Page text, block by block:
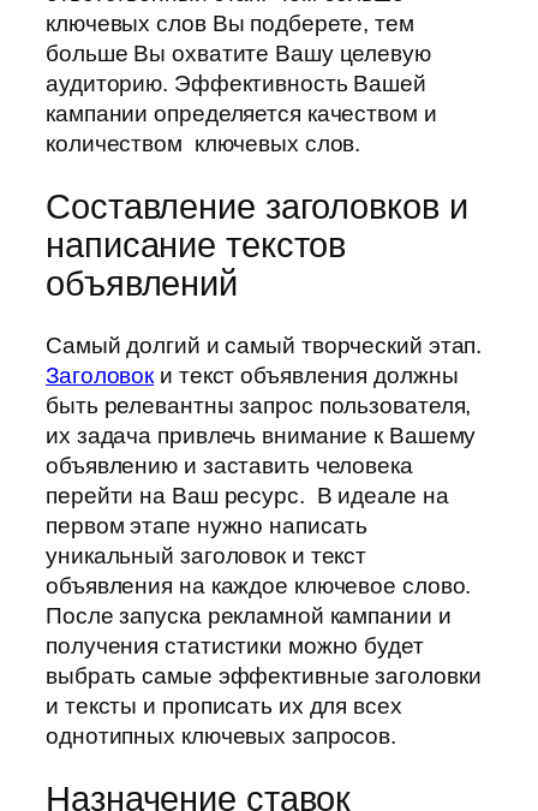
ключевых слов Вы подберете, тем
больше Вы охватите Вашу целевую
аудиторию. Эффективность Вашей
кампании определяется качеством и
количеством ключевых слов.
Составление заголовков и
написание текстов
объявлений
Самый долгий и самый творческий этап.
Заголовоки текст объявления должны
быть релевантны запрос пользователя,
их задача привлечь внимание к Вашему
объявлению и заставить человека
перейти на Ваш ресурс. В идеале на
первом этапе нужно написать
уникальный заголовок и текст
объявления на каждое ключевое слово.
После запуска рекламной кампании и
получения статистики можно будет
выбрать самые эффективные заголовки
и тексты и прописать их для всех
однотипных ключевых запросов.
Назначение ставок